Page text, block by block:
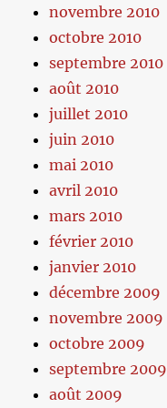
novembre 2010
octobre 2010
septembre 2010
août 2010
juillet 2010
juin 2010
mai 2010
avril 2010
mars 2010
février 2010
janvier 2010
décembre 2009
novembre 2009
octobre 2009
septembre 2009
août 2009